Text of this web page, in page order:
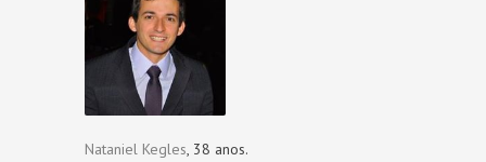
Nataniel Kegles, 38 anos.